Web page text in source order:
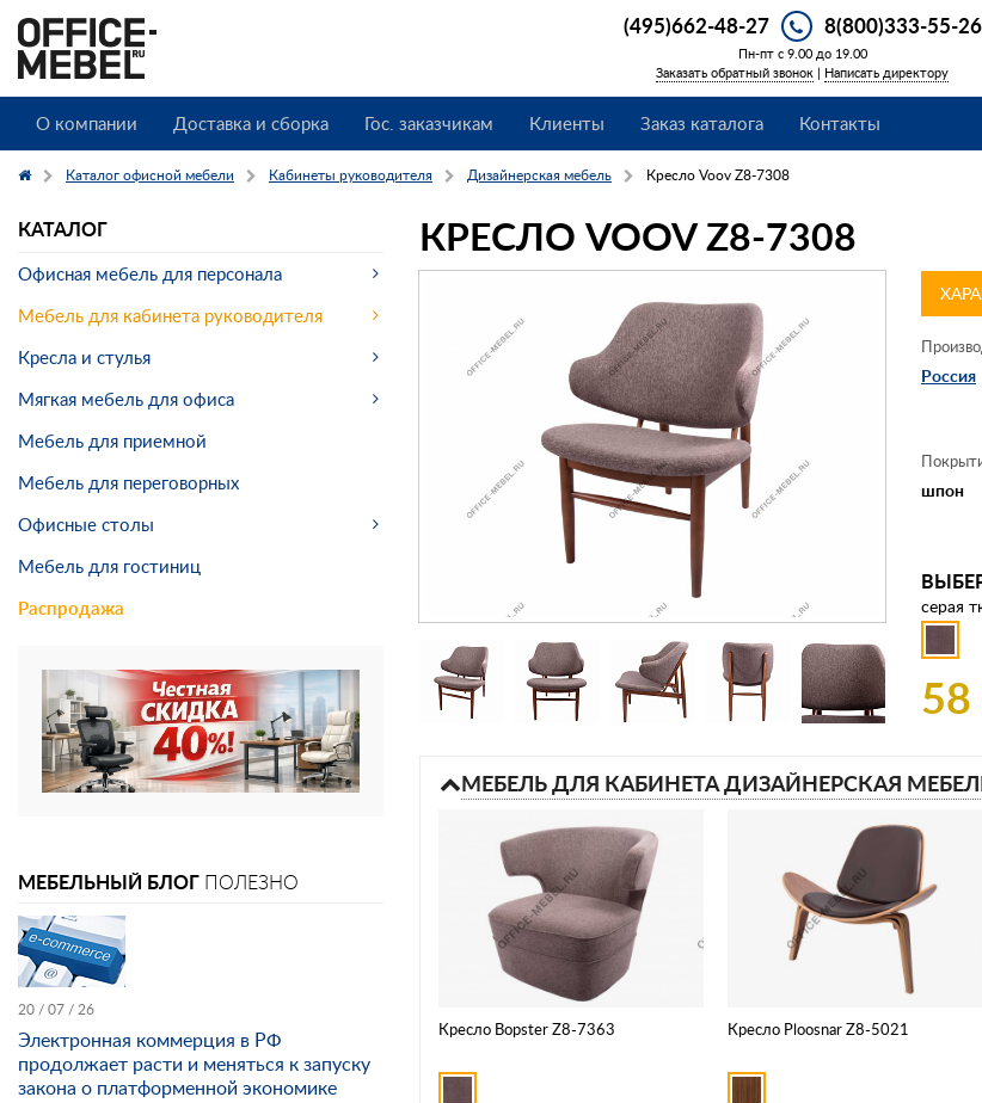
(495)662-48-27 8(800)333-55-26
Пн-пт с 9.00 до 19.00
Заказать обратный звонок | Написать директору
О компании Доставка и сборка Гос. заказчикам Клиенты Заказ каталога Контакты
Каталог офисной мебели Кабинеты руководителя Дизайнерская мебель Кресло Voov Z8-7308
КРЕСЛО VOOV Z8-7308
Россия
шпон
серая
МЕБЕЛЬ ДЛЯ КАБИНЕТА ДИЗАЙНЕРСКАЯ
Кресло Bopster Z8-7363 Кресло Ploosnar Z8-5021
КАТАЛОГ
Офисная мебель для персонала
Мебель для кабинета руководителя
Кресла и стулья
Мягкая мебель для офиса
Мебель для приемной
Мебель для переговорных
Офисные столы
Мебель для гостиниц
Распродажа
МЕБЕЛЬНЫЙ БЛОГ ПОЛЕЗНО
20 / 07 / 26
Электронная коммерция в РФ
продолжает расти и меняться к запуску
закона о платформенной экономике